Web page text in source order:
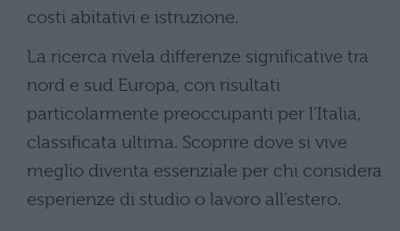
costi abitativi e istruzione.
La ricerca rivela differenze significative tra
nord e sud Europa, con risultati
particolarmente preoccupanti per l’Italia,
classificata ultima. Scoprire dove si vive
meglio diventa essenziale per chi considera
esperienze di studio o lavoro all’estero.